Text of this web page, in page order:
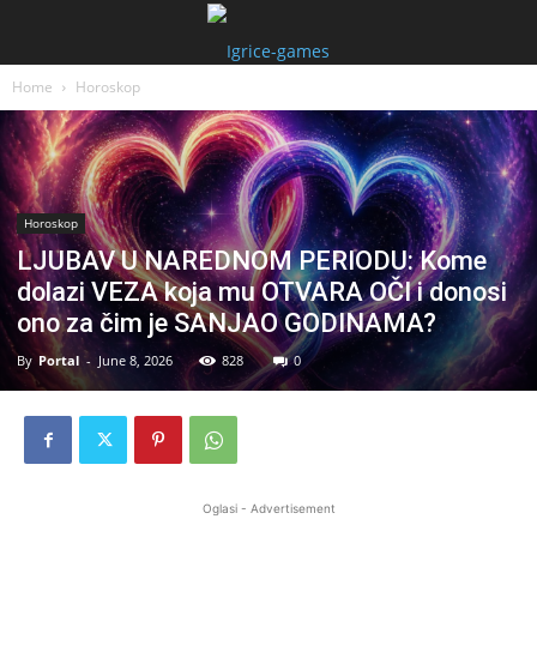
Home Horoskop
Horoskop
LJUBAV U NAREDNOM PERIODU: Kome
dolazi VEZA koja mu OTVARA OČI i donosi
ono za čim je SANJAO GODINAMA?
By Portal - June 8, 2026 828 0
Oglasi - Advertisement